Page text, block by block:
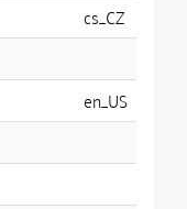
cs_CZ
en_US